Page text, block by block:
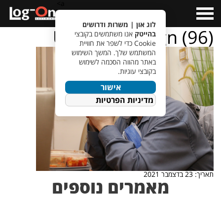
Menu
Untitled design (96)
תאריך: 23 בדצמבר 2021
מאמרים נוספים
לוג און | משרות ודרושים
בהייטק אנו משתמשים בקובצי
Cookie כדי לשפר את חוויית
המשתמש שלך. המשך השימוש
באתר מהווה הסכמה לשימוש
בקובצי עוגיות.
אישור
מדיניות הפרטיות